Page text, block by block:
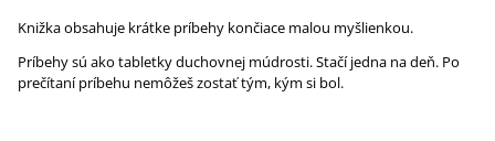
Knižka obsahuje krátke príbehy končiace malou myšlienkou.
Príbehy sú ako tabletky duchovnej múdrosti. Stačí jedna na deň. Po
prečítaní príbehu nemôžeš zostať tým, kým si bol.